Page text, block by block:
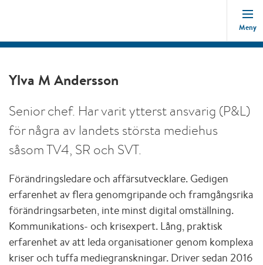
Meny
Ylva M Andersson
Senior chef. Har varit ytterst ansvarig (P&L)
för några av landets största mediehus
såsom TV4, SR och SVT.
Förändringsledare och affärsutvecklare. Gedigen
erfarenhet av flera genomgripande och framgångsrika
förändringsarbeten, inte minst digital omställning.
Kommunikations- och krisexpert. Lång, praktisk
erfarenhet av att leda organisationer genom komplexa
kriser och tuffa mediegranskningar. Driver sedan 2016